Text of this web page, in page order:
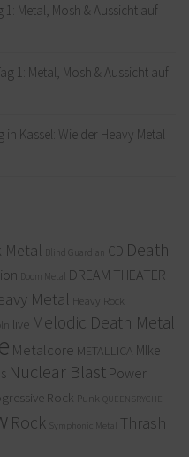
1: Metal, Mosh & Aussicht auf
1: Metal, Mosh & Aussicht auf
Kassel: Wie der Heavy Metal
Metal Blind Guardian CD Death
Doom Metal DREAM THEATER
Metal Heavy Rock
live Melodic Death Metal
Metalcore METALLICA MIke
Nuclear Blast Power
Rock Punk QUEENSRYCHE
Rock Symphonic Metal
Thrash